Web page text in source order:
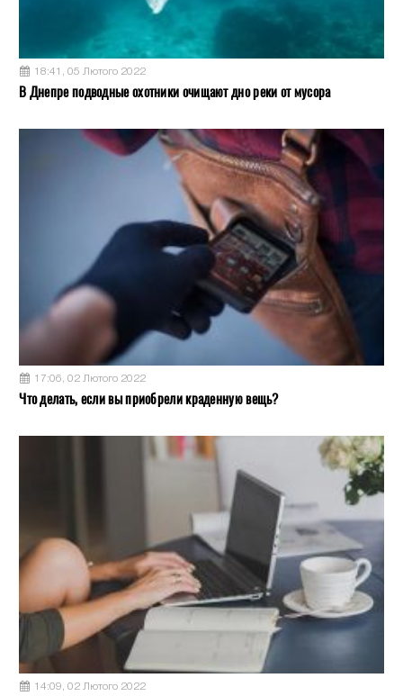
18:41, 05 Лютого 2022
В Днепре подводные охотники очищают дно реки от мусора
17:06, 02 Лютого 2022
Что делать, если вы приобрели краденную вещь?
14:09, 02 Лютого 2022